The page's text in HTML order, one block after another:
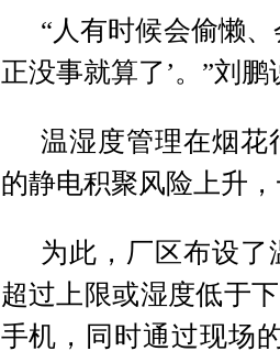
“人有时候会偷懒
正没事就算了’。”刘鹏
温湿度管理在烟花
的静电积聚风险上升
为此，厂区布设
超过上限或湿度低于
手机，同时通过现场